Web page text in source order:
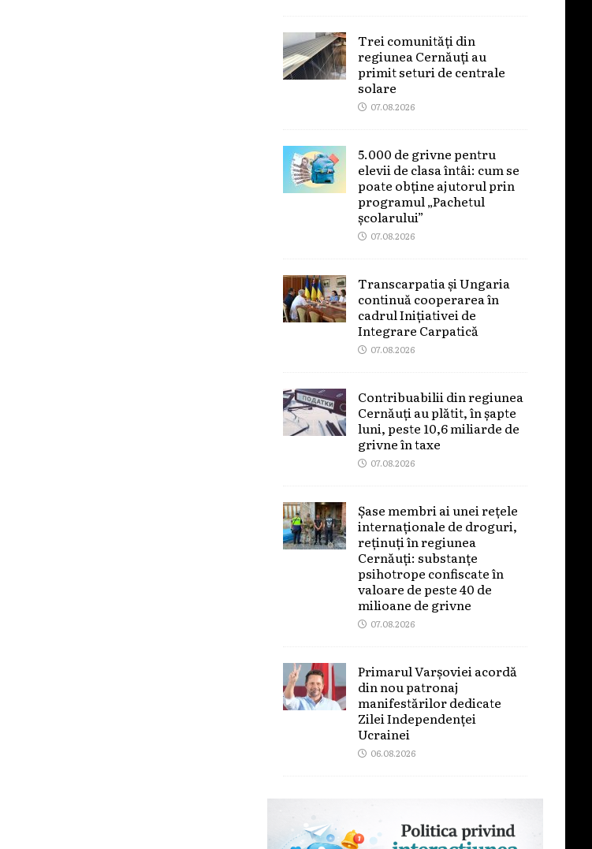
Trei comunități din
regiunea Cernăuți au
primit seturi de centrale
solare
07.08.2026
5.000 de grivne pentru
elevii de clasa întâi: cum se
poate obține ajutorul prin
programul „Pachetul
școlarului”
07.08.2026
Transcarpatia și Ungaria
continuă cooperarea în
cadrul Inițiativei de
Integrare Carpatică
07.08.2026
Contribuabilii din regiunea
Cernăuți au plătit, în șapte
luni, peste 10,6 miliarde de
grivne în taxe
07.08.2026
Șase membri ai unei rețele
internaționale de droguri,
reținuți în regiunea
Cernăuți: substanțe
psihotrope confiscate în
valoare de peste 40 de
milioane de grivne
07.08.2026
Primarul Varșoviei acordă
din nou patronaj
manifestărilor dedicate
Zilei Independenței
Ucrainei
06.08.2026